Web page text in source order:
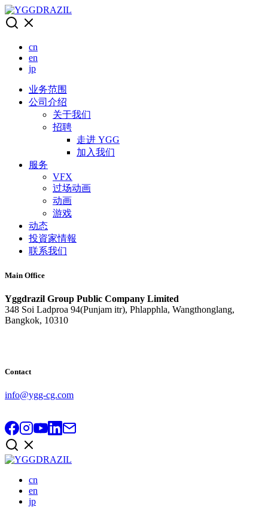
Skip
to
content
cn
en
jp
业务范围
公司介绍
关于我们
招聘
走进 YGG
加入我们
服务
VFX
过场动画
动画
游戏
动态
投資家情報
联系我们
Main Office
Yggdrazil Group Public Company Limited
348 Soi Ladproa 94(Punjam itr), Phlapphla, Wangthonglang,
Bangkok, 10310
Contact
info@ygg-cg.com
cn
en
jp